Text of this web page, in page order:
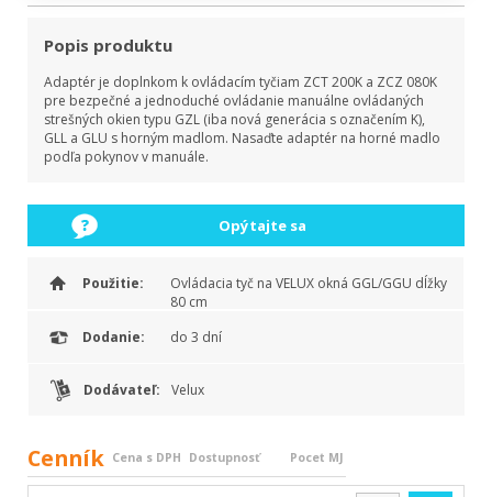
Popis produktu
Adaptér je doplnkom k ovládacím tyčiam ZCT 200K a ZCZ 080K
pre bezpečné a jednoduché ovládanie manuálne ovládaných
strešných okien typu GZL (iba nová generácia s označením K),
GLL a GLU s horným madlom. Nasaďte adaptér na horné madlo
podľa pokynov v manuále.
Opýtajte sa
Použitie:
Ovládacia tyč na VELUX okná GGL/GGU dĺžky
80 cm
Dodanie:
do 3 dní
Dodávateľ: Velux
Cenník Cena s DPH Dostupnosť Pocet MJ